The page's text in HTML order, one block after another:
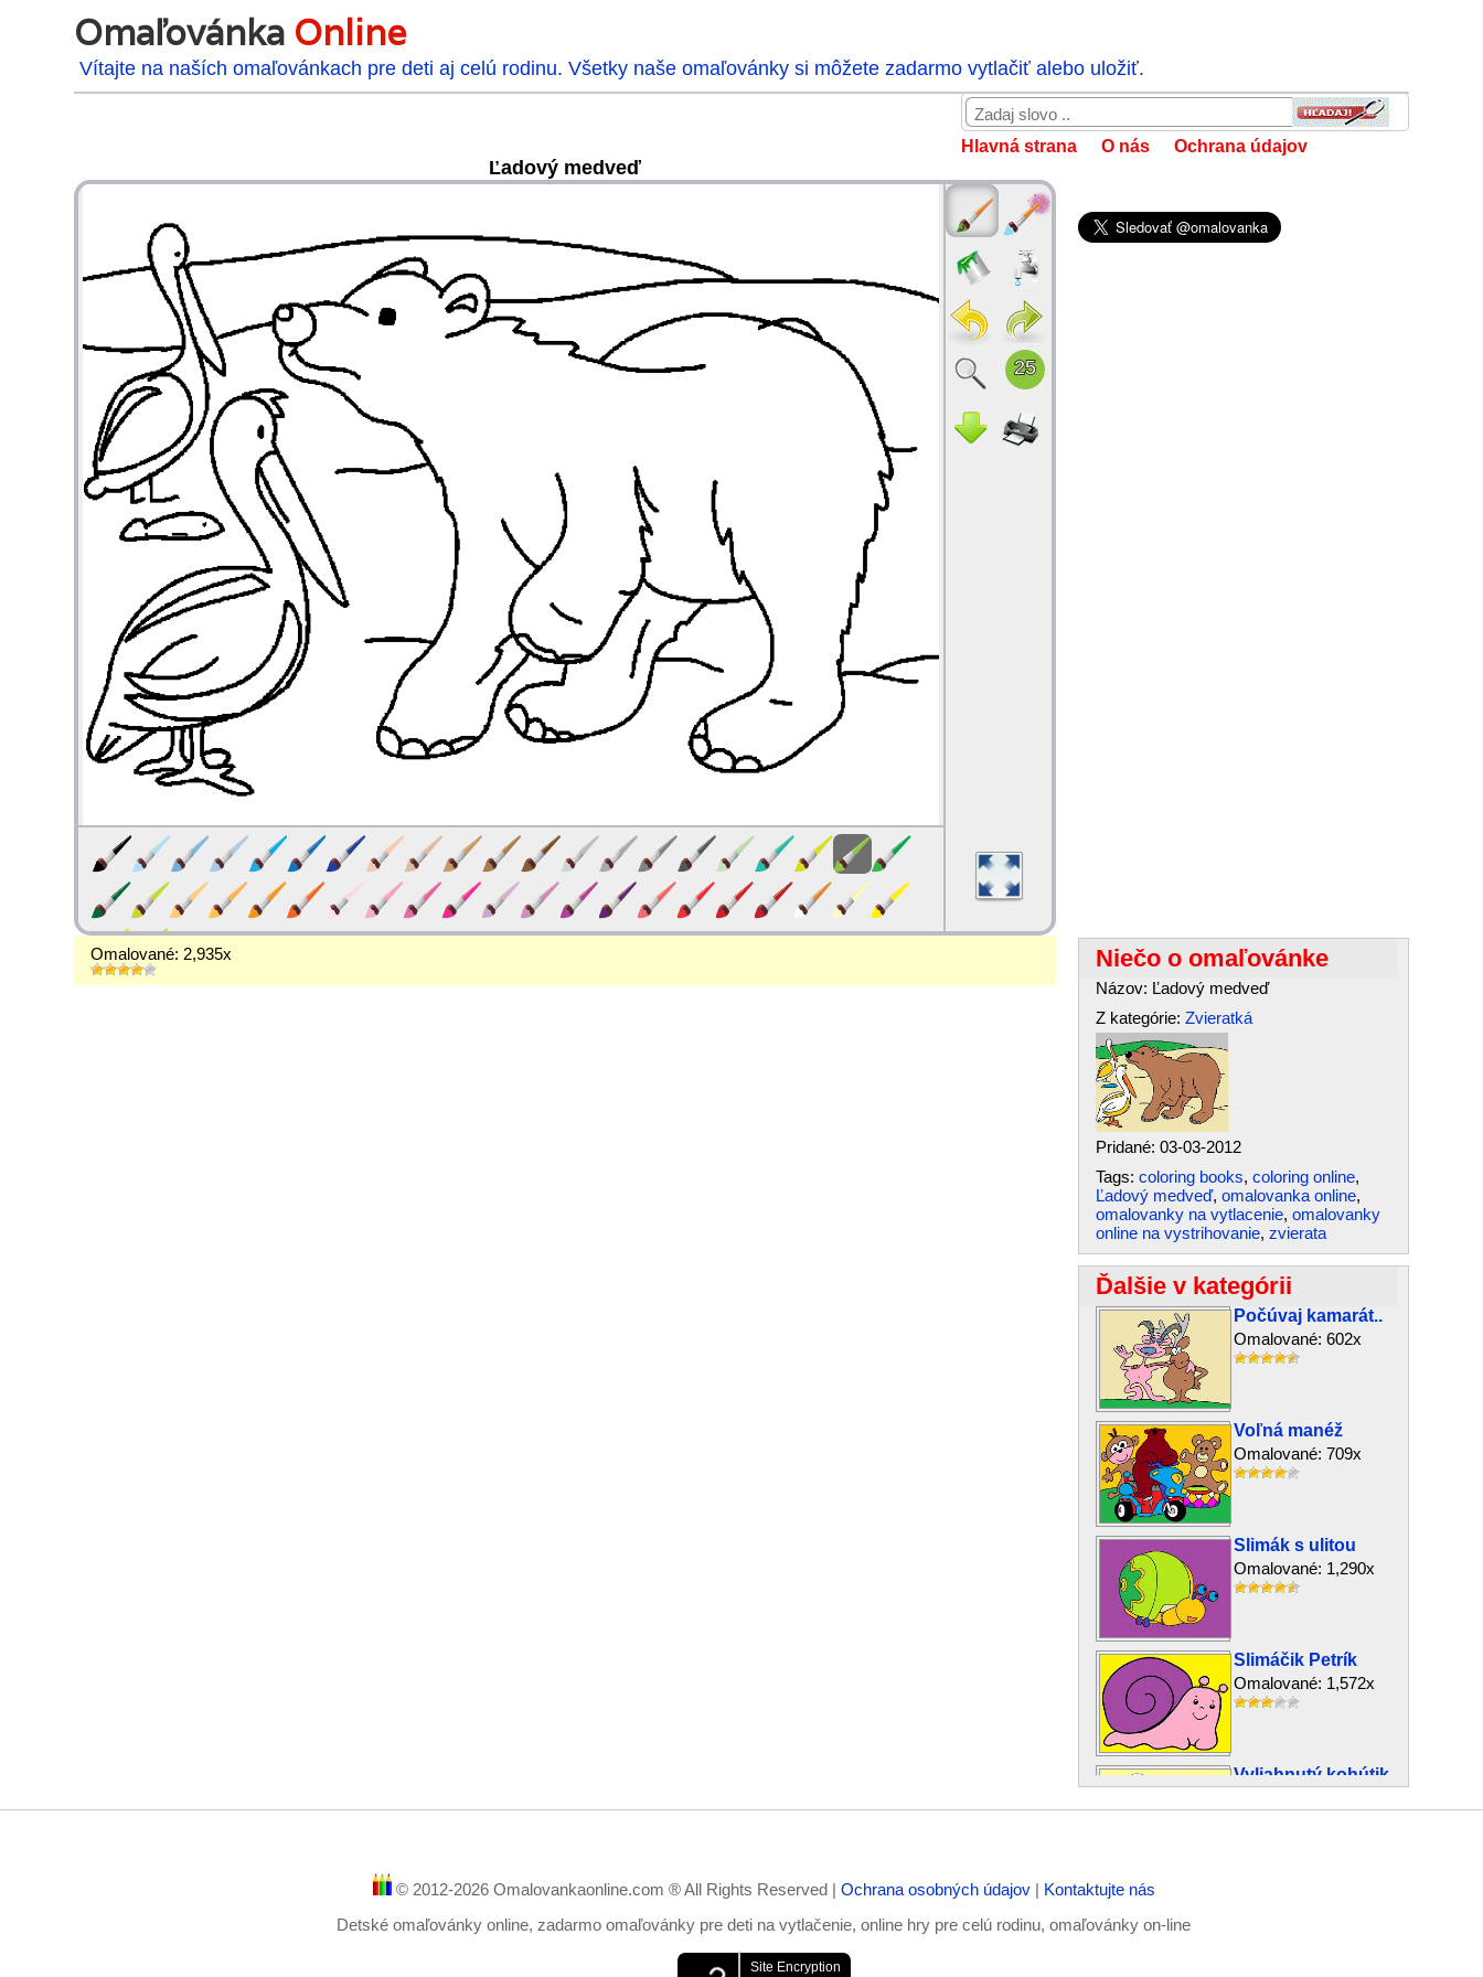
Omaľovánka Online
Vítajte na naších omaľovánkach pre deti aj celú rodinu. Všetky naše omaľovánky si môžete zadarmo vytlačiť alebo uložiť.
Hlavná strana O nás Ochrana údajov
Ľadový medveď
Omalované: 2,935x Niečo o omaľovánke
Názov: Ľadový medveď
Z kategórie: Zvieratká
Pridané: 03-03-2012
Tags: coloring books, coloring online,
Ľadový medveď, omalovanka online,
omalovanky na vytlacenie, omalovanky
online na vystrihovanie, zvierata
Ďalšie v kategórii
Počúvaj kamarát..
Omalované: 602x
Voľná manéž
Omalované: 709x
Slimák s ulitou
Omalované: 1,290x
Slimáčik Petrík
Omalované: 1,572x
Vyliahnutý kohútik
© 2012-2026 Omalovankaonline.com ® All Rights Reserved | Ochrana osobných údajov | Kontaktujte nás
Detské omaľovánky online, zadarmo omaľovánky pre deti na vytlačenie, online hry pre celú rodinu, omaľovánky on-line